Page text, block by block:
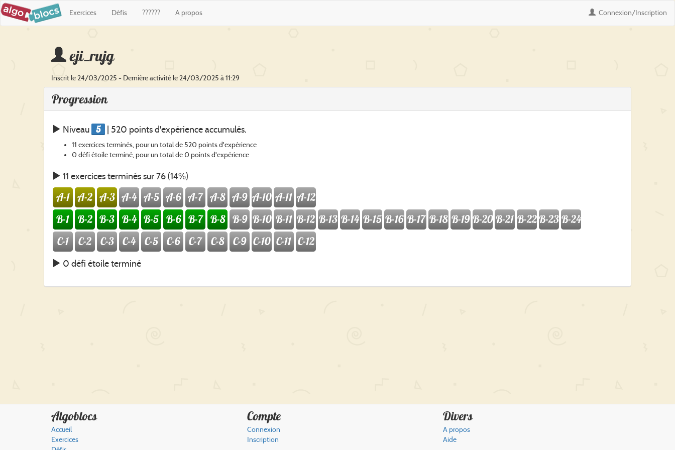
Connexion/Inscription
Exercices Défis ?????? A propos
eji_rujg
Inscrit le 24/03/2025 - Dernière activité le 24/03/2025 à 11:29
Progression
Niveau 5 | 520 points d'expérience accumulés.
11 exercices terminés, pour un total de 520 points d'expérience
0 défi étoile terminé, pour un total de 0 points d'expérience
11 exercices terminés sur 76 (14%)
A-1 A-2 A-3 A-4 A-5 A-6 A-7 A-8 A-9 A-10 A-11 A-12
B-1
B-2 B-3 B-4 B-5 B-6 B-7 B-8 B-9 B-10 B-11 B-12 B-13 B-14 B-15 B-16 B-17 B-18 B-19 B-20 B-21 B-22B-23B-24
C-1
C-2 C-3 C-4 C-5 C-6 C-7 C-8 C-9 C-10 C-11 C-12
0 défi étoile terminé
Algoblocs
Accueil
Exercices
Compte
Connexion
Inscription
Divers
A propos
Aide